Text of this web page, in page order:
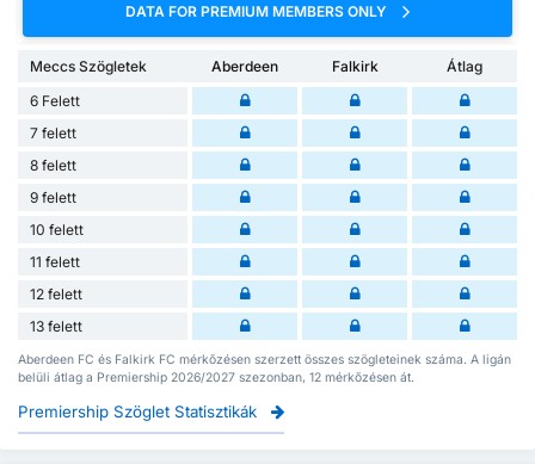
DATA FOR PREMIUM MEMBERS ONLY
Meccs Szögletek Aberdeen Falkirk
Átlag
6 Felett
7 felett
8 felett
9 felett
10 felett
11 felett
12 felett
13 felett
Aberdeen FC és Falkirk FC mérkőzésen szerzett összes szögleteinek száma. A ligán
belüli átlag a Premiership 2026/2027 szezonban, 12 mérkőzésen át.
Premiership Szöglet Statisztikák